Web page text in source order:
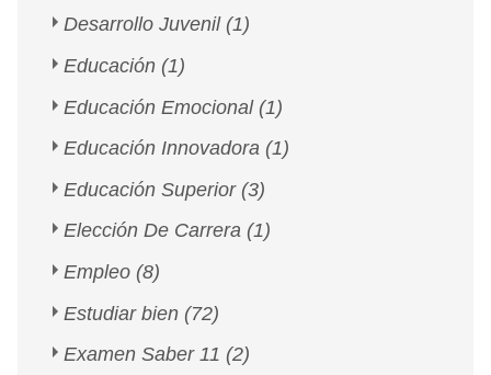
Desarrollo Juvenil (1)
Educación (1)
Educación Emocional (1)
Educación Innovadora (1)
Educación Superior (3)
Elección De Carrera (1)
Empleo (8)
Estudiar bien (72)
Examen Saber 11 (2)